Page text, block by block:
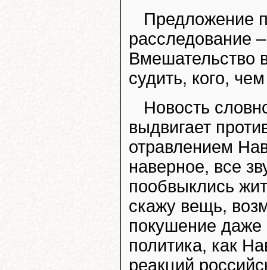
Предложение
расследование
Вмешательство
судить, кого,
Новость
выдвигает
отравлением
наверное, все
пообвыклись
скажу вещь,
покушение даже
политика, как
реакций